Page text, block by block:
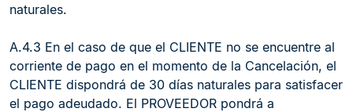
naturales.
A.4.3 En el caso de que el CLIENTE no se encuentre al
corriente de pago en el momento de la Cancelación, el
CLIENTE dispondrá de 30 días naturales para satisfacer
el pago adeudado. El PROVEEDOR pondrá a